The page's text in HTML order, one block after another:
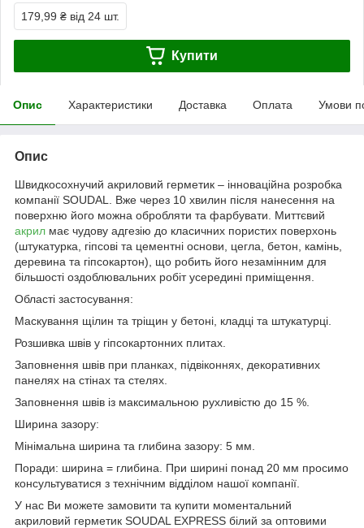
179,99 ₴ від 24 шт.
Купити
Опис Характеристики Доставка Оплата Умови
Опис
Швидкосохнучий акриловий герметик – інноваційна розробка
компанії SOUDAL. Вже через 10 хвилин після нанесення на
поверхню його можна обробляти та фарбувати. Миттєвий
акрил має чудову адгезію до класичних пористих поверхонь
(штукатурка, гіпсові та цементні основи, цегла, бетон, камінь,
деревина та гіпсокартон), що робить його незамінним для
більшості оздоблювальних робіт усередині приміщення.
Області застосування:
Маскування щілин та тріщин у бетоні, кладці та штукатурці.
Розшивка швів у гіпсокартонних плитах.
Заповнення швів при планках, підвіконнях, декоративних
панелях на стінах та стелях.
Заповнення швів із максимальною рухливістю до 15 %.
Ширина зазору:
Мінімальна ширина та глибина зазору: 5 мм.
Поради: ширина = глибина. При ширині понад 20 мм просимо
консультуватися з технічним відділом нашої компанії.
У нас Ви можете замовити та купити моментальний
акриловий герметик SOUDAL EXPRESS білий за оптовими